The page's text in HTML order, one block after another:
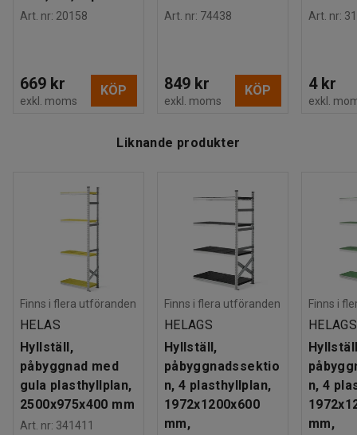
grundsektionerna och hyllplansbredd + 10 mm för
Denna påbyggnadssektion är testad och godkänd enligt
BGR 234.
Art. nr: 20158
669 kr
exkl. moms
KÖP
Art. nr: 74438
849 kr
exkl. moms
KÖP
Art. nr:
4 kr
exkl.
Liknande produkter
Finns i flera utföranden
HELAS
Hyllställ,
påbyggnad med
gula plasthyllplan,
2500x975x400 mm
Art. nr: 341411
Finns i flera utföranden
HELAGS
Hyllställ,
påbyggnadssektio
n, 4 plasthyllplan,
1972x1200x600
mm,
Finns i
HELAGS
n, 4
mm,